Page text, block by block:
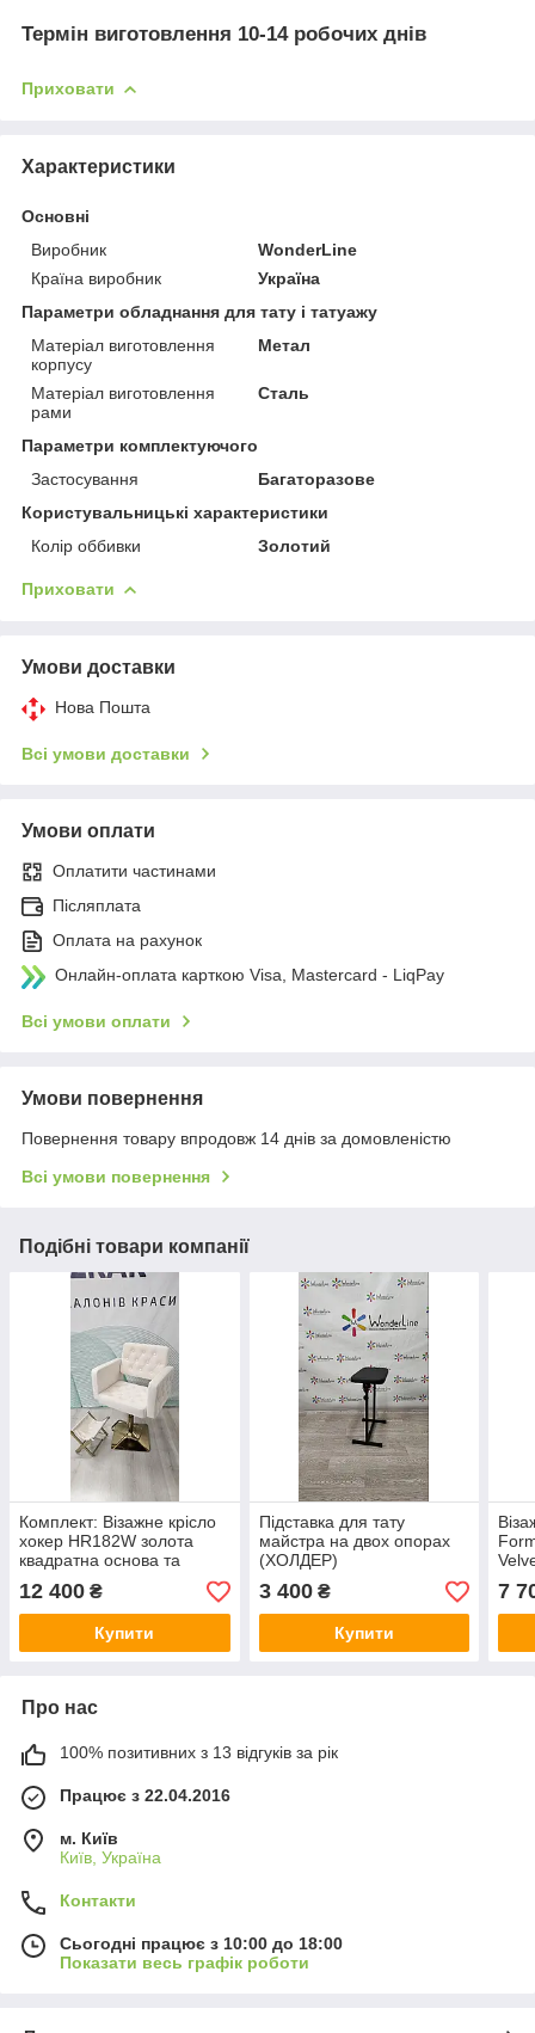
Термін виготовлення 10-14 робочих днів
Приховати
Характеристики
Основні
Виробник
WonderLine
Країна виробник
Україна
Параметри обладнання для тату і татуажу
Матеріал виготовлення
корпусу
Метал
Матеріал виготовлення
рами
Сталь
Параметри комплектуючого
Застосування
Багаторазове
Користувальницькі характеристики
Колір оббивки
Золотий
Приховати
Умови доставки
Нова Пошта
Всі умови доставки
Умови оплати
Оплатити частинами
Післяплата
Оплата на рахунок
Онлайн-оплата карткою Visa, Mastercard - LiqPay
Всі умови оплати
Умови повернення
Повернення товару впродовж 14 днів за домовленістю
Всі умови повернення
Подібні товари компанії
Комплект: Візажне крісло
хокер HR182W золота
квадратна основа та
підставка для сумки на
золотих ніжках, 2250
Magic Velvet велюр
12 400 ₴
Купити
Підставка для тату
майстра на двох опорах
(ХОЛДЕР)
3 400₴
Купити
7
Про нас
100% позитивних з 13 відгуків за рік
Працює з 22.04.2016
м. Київ
Київ, Україна
Контакти
Сьогодні працює з 10:00 до 18:00
Показати весь графік роботи